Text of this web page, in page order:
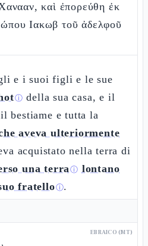
καὶ ἐπορεύθη ἐκ
Ιακωβ τοῦ ἀδελφοῦ
e i suoi figli e le sue
ⓘ della sua casa, e il
bestiame e tutta la
aveva ulteriormente
acquistato nella terra di
una terraⓘ lontano
fratelloⓘ.
EBRAICO (MT)